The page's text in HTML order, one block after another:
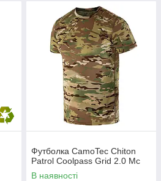
Футболка CamoTec Chiton
Patrol Coolpass Grid 2.0 Mc
В наявності